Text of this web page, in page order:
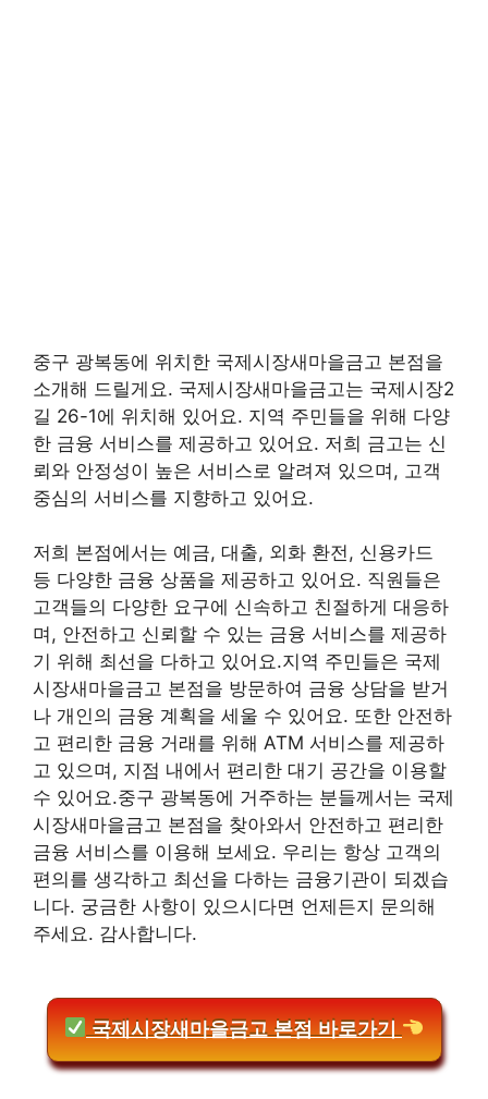
중구 광복동에 위치한 국제시장새마을금고 본점을
소개해 드릴게요. 국제시장새마을금고는 국제시장2
길 26-1에 위치해 있어요. 지역 주민들을 위해 다양
한 금융 서비스를 제공하고 있어요. 저희 금고는 신
뢰와 안정성이 높은 서비스로 알려져 있으며, 고객
중심의 서비스를 지향하고 있어요.
저희 본점에서는 예금, 대출, 외화 환전, 신용카드
등 다양한 금융 상품을 제공하고 있어요. 직원들은
고객들의 다양한 요구에 신속하고 친절하게 대응하
며, 안전하고 신뢰할 수 있는 금융 서비스를 제공하
기 위해 최선을 다하고 있어요.지역 주민들은 국제
시장새마을금고 본점을 방문하여 금융 상담을 받거
나 개인의 금융 계획을 세울 수 있어요. 또한 안전하
고 편리한 금융 거래를 위해 ATM 서비스를 제공하
고 있으며, 지점 내에서 편리한 대기 공간을 이용할
수 있어요.중구 광복동에 거주하는 분들께서는 국제
시장새마을금고 본점을 찾아와서 안전하고 편리한
금융 서비스를 이용해 보세요. 우리는 항상 고객의
편의를 생각하고 최선을 다하는 금융기관이 되겠습
니다. 궁금한 사항이 있으시다면 언제든지 문의해
주세요. 감사합니다.
국제시장새마을금고 본점 바로가기